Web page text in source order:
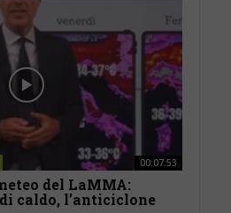
00:07:53
del LaMMA:
caldo, l’anticiclone